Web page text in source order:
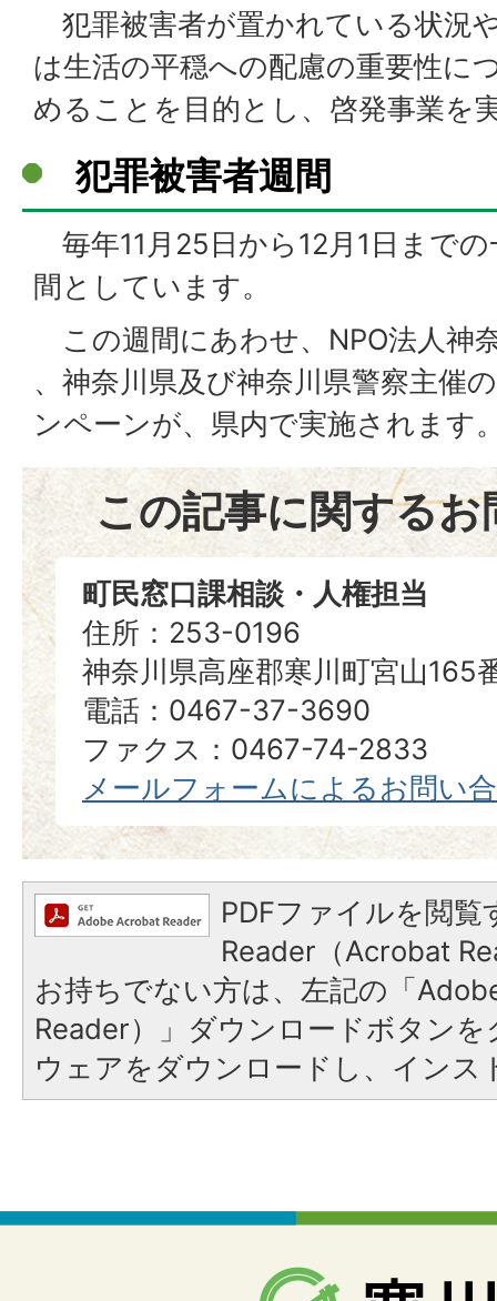
犯罪被害者が置かれている状況
は生活の平穏への配慮の重要性に
めることを目的とし、啓発事業を
犯罪被害者週間
毎年11月25日から12月1日まで
間としています。
この週間にあわせ、NPO法人神
、神奈川県及び神奈川県警察主催
ンペーンが、県内で実施されます
この記事に関するお
町民窓口課相談・人権担当
住所：253-0196
神奈川県高座郡寒川町宮山165
電話：0467-37-3690
ファクス：0467-74-2833
メールフォームによるお問い
PDFファイルを閲
Reader（Acrobat
お持ちでない方は、左記の「
Reader）」ダウンロードボタン
ウェアをダウンロードし、インス